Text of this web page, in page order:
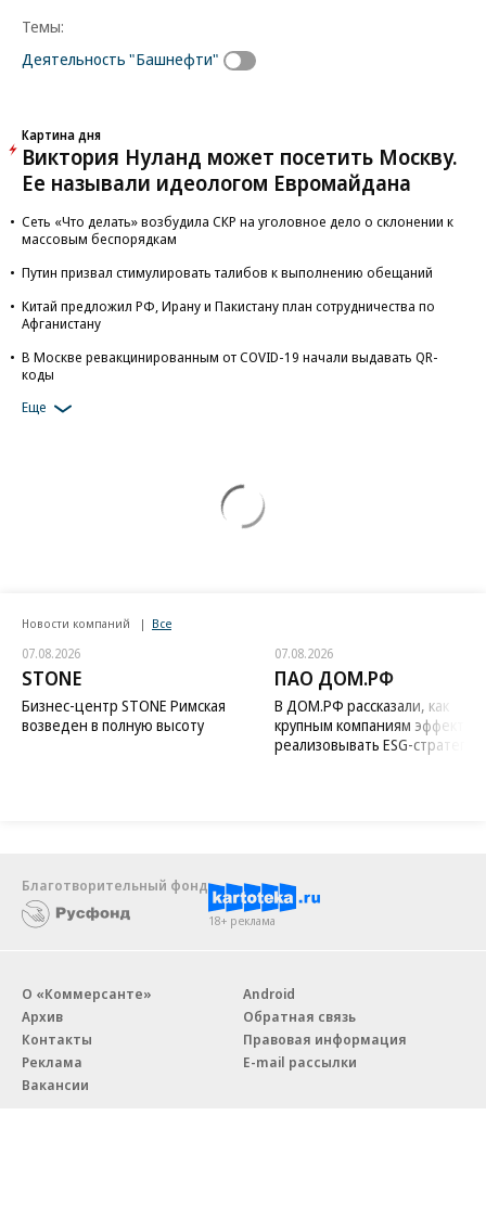
Темы:
Деятельность "Башнефти"
Картина дня
Виктория Нуланд может посетить Москву.
Ее называли идеологом Евромайдана
Сеть «Что делать» возбудила СКР на уголовное дело о склонении к
массовым беспорядкам
Путин призвал стимулировать талибов к выполнению обещаний
Китай предложил РФ, Ирану и Пакистану план сотрудничества по
Афганистану
В Москве ревакцинированным от COVID-19 начали выдавать QR-
коды
Еще
Новости компаний Все
07.08.2026
STONE
Бизнес-центр STONE Римская
возведен в полную высоту
07.08.2026
ПАО ДОМ.РФ
В ДОМ.РФ рассказали, как
крупным компаниям
реализовывать ESG-стратегию
Благотворительный фонд
18+ реклама
О «Коммерсанте»
Архив
Контакты
Реклама
Вакансии
Android
Обратная связь
Правовая информация
E-mail рассылки